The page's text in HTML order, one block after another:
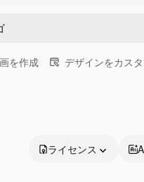
を作成 デザインをカス
ライセンス